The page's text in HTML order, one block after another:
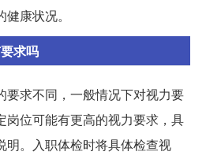
康状况。
求吗
要求不同，一般情况下对视力要
岗位可能有更高的视力要求，具
明。入职体检时将具体检查视